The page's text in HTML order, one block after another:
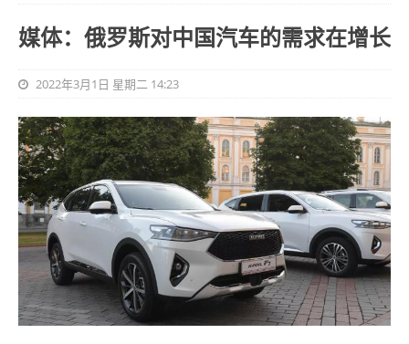
媒体：俄罗斯对中国汽车的需求在增长
2022年3月1日 星期二 14:23